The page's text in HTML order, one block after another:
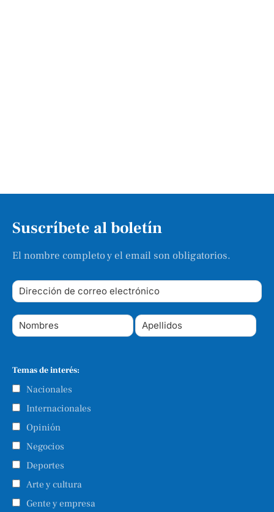
Suscríbete al boletín
El nombre completo y el email son obligatorios.
Temas de interés:
Nacionales
Internacionales
Opinión
Negocios
Deportes
Arte y cultura
Gente y empresa